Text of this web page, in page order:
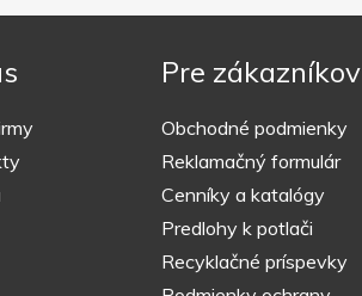
Pre zákazníkov
Obchodné podmienky
Reklamačný formulár
Cenníky a katalógy
Predlohy k potlači
Recyklačné príspevky